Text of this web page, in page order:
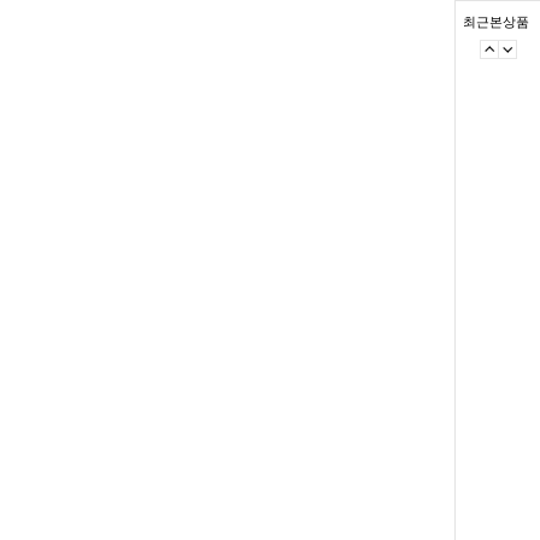
최근본상품